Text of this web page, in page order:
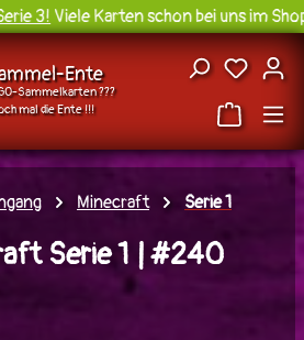
3!Viele Karten schon bei uns im
Ente
Sammelkarten ???
mal die Ente !!!
Du
Minecraft Serie 1
Serie 1 | #240